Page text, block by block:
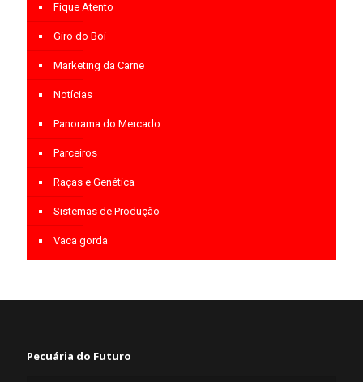
Fique Atento
Giro do Boi
Marketing da Carne
Notícias
Panorama do Mercado
Parceiros
Raças e Genética
Sistemas de Produção
Vaca gorda
Pecuária do Futuro